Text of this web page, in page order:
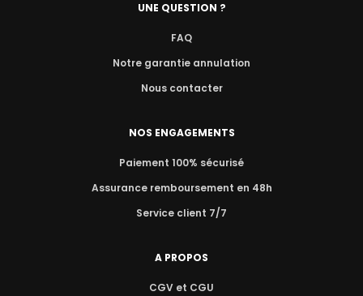
UNE QUESTION ?
FAQ
Notre garantie annulation
Nous contacter
NOS ENGAGEMENTS
Paiement 100% sécurisé
Assurance remboursement en 48h
Service client 7/7
A PROPOS
CGV et CGU